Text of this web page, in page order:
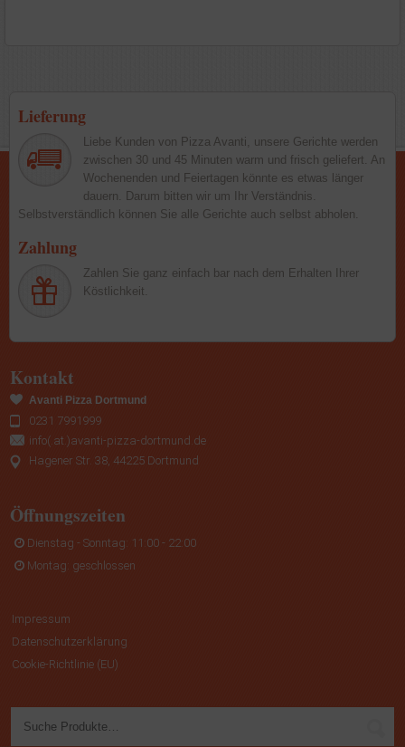
Lieferung
Liebe Kunden von Pizza Avanti, unsere Gerichte werden
zwischen 30 und 45 Minuten warm und frisch geliefert. An
Wochenenden und Feiertagen könnte es etwas länger
dauern. Darum bitten wir um Ihr Verständnis.
Selbstverständlich können Sie alle Gerichte auch selbst abholen.
Zahlung
Zahlen Sie ganz einfach bar nach dem Erhalten Ihrer
Köstlichkeit.
Kontakt
Avanti Pizza Dortmund
0231 7991999
info(.at.)avanti-pizza-dortmund.de
Hagener Str. 38, 44225 Dortmund
Öffnungszeiten
Dienstag - Sonntag: 11:00 - 22:00
Montag: geschlossen
Impressum
Datenschutzerklärung
Cookie-Richtlinie (EU)